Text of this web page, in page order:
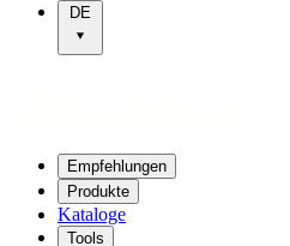
DE
Empfehlungen
Produkte
Kataloge
Tools